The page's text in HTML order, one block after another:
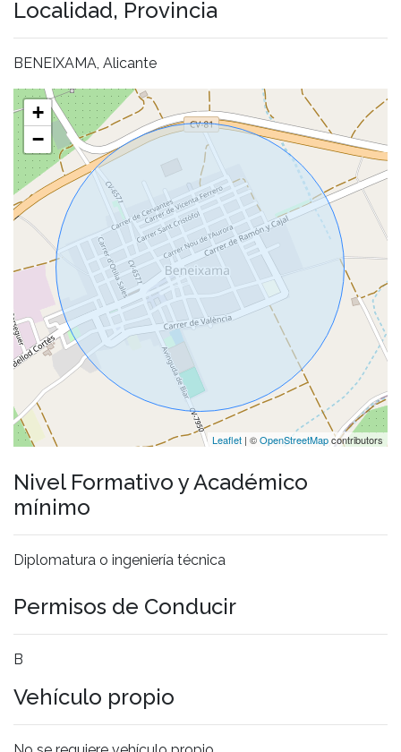
Localidad, Provincia
BENEIXAMA, Alicante
+
−
Leaflet | ©OpenStreetMapcontributors
Nivel Formativo y Académico
mínimo
Diplomatura o ingeniería técnica
Permisos de Conducir
B
Vehículo propio